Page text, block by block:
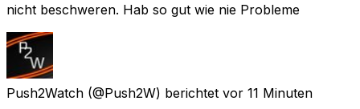
nicht beschweren. Hab so gut wie nie Probleme
Push2Watch (@Push2W) berichtet vor 11 Minuten